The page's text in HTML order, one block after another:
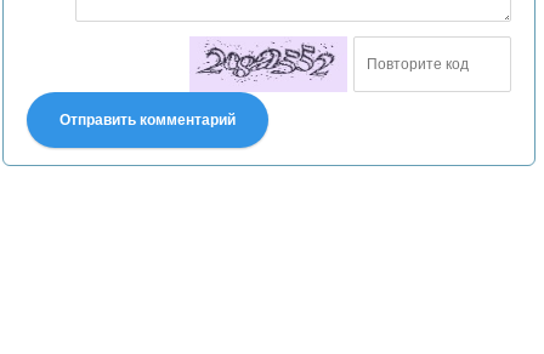
Отправить комментарий